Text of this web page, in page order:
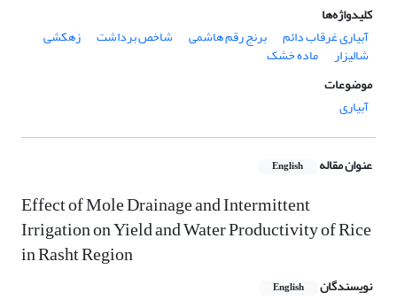
کلیدواژه‌ها
آبیاری غرقاب دائم
برنج رقم هاشمی شاخص برداشت زه‎کشی
شالیزار
ماده خشک
موضوعات
آبیاری
عنوان مقاله English
Effect of Mole Drainage and Intermittent
Irrigation on Yield and Water Productivity of Rice
in Rasht Region
نویسندگان English